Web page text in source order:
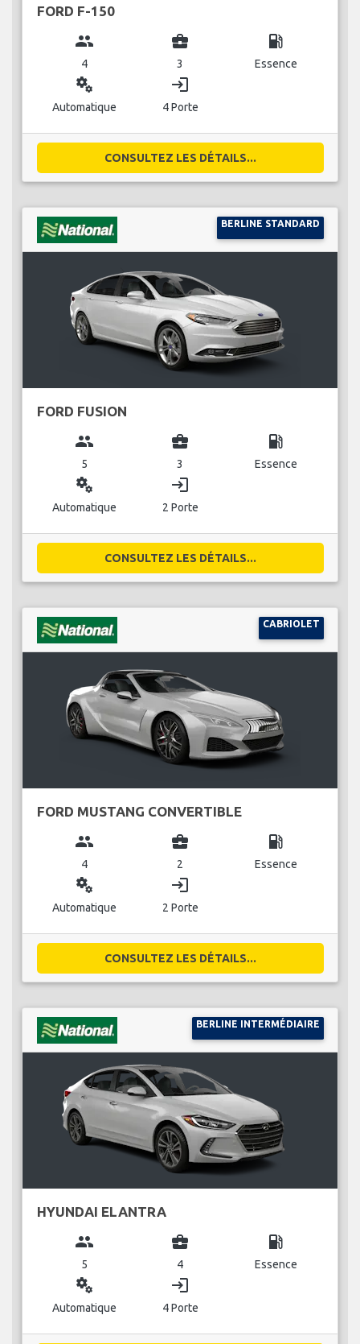
FORD F-150
group
4
business_center
3
local_gas_station
Essence
miscellaneous_services
Automatique
login
4 Porte
CONSULTEZ LES DÉTAILS...
BERLINE STANDARD
FORD FUSION
group
5
business_center
3
local_gas_station
Essence
miscellaneous_services
Automatique
login
2 Porte
CONSULTEZ LES DÉTAILS...
CABRIOLET
FORD MUSTANG CONVERTIBLE
group
4
business_center
2
local_gas_station
Essence
miscellaneous_services
Automatique
login
2 Porte
CONSULTEZ LES DÉTAILS...
BERLINE INTERMÉDIAIRE
HYUNDAI ELANTRA
group
5
business_center
4
local_gas_station
Essence
miscellaneous_services
Automatique
login
4 Porte